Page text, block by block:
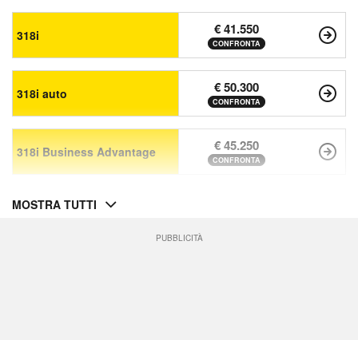
318i € 41.550
CONFRONTA
318i auto € 50.300
CONFRONTA
318i Business Advantage € 45.250
CONFRONTA
MOSTRA TUTTI
PUBBLICITÀ